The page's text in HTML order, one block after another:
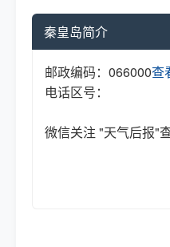
秦皇岛简介
邮政编码：066000
电话区号：
查
微信关注 "天气后报"